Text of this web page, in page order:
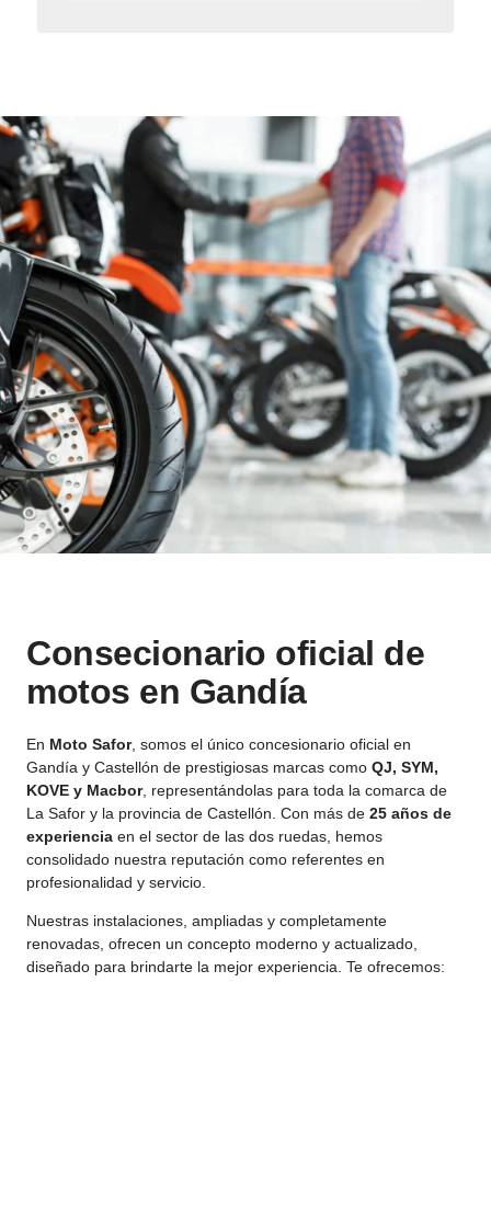
Consecionario oficial de
motos en Gandía
En Moto Safor, somos el único concesionario oficial en
Gandía y Castellón de prestigiosas marcas como QJ, SYM,
KOVE y Macbor, representándolas para toda la comarca de
La Safor y la provincia de Castellón. Con más de 25 años de
experiencia en el sector de las dos ruedas, hemos
consolidado nuestra reputación como referentes en
profesionalidad y servicio.
Nuestras instalaciones, ampliadas y completamente
renovadas, ofrecen un concepto moderno y actualizado,
diseñado para brindarte la mejor experiencia. Te ofrecemos: